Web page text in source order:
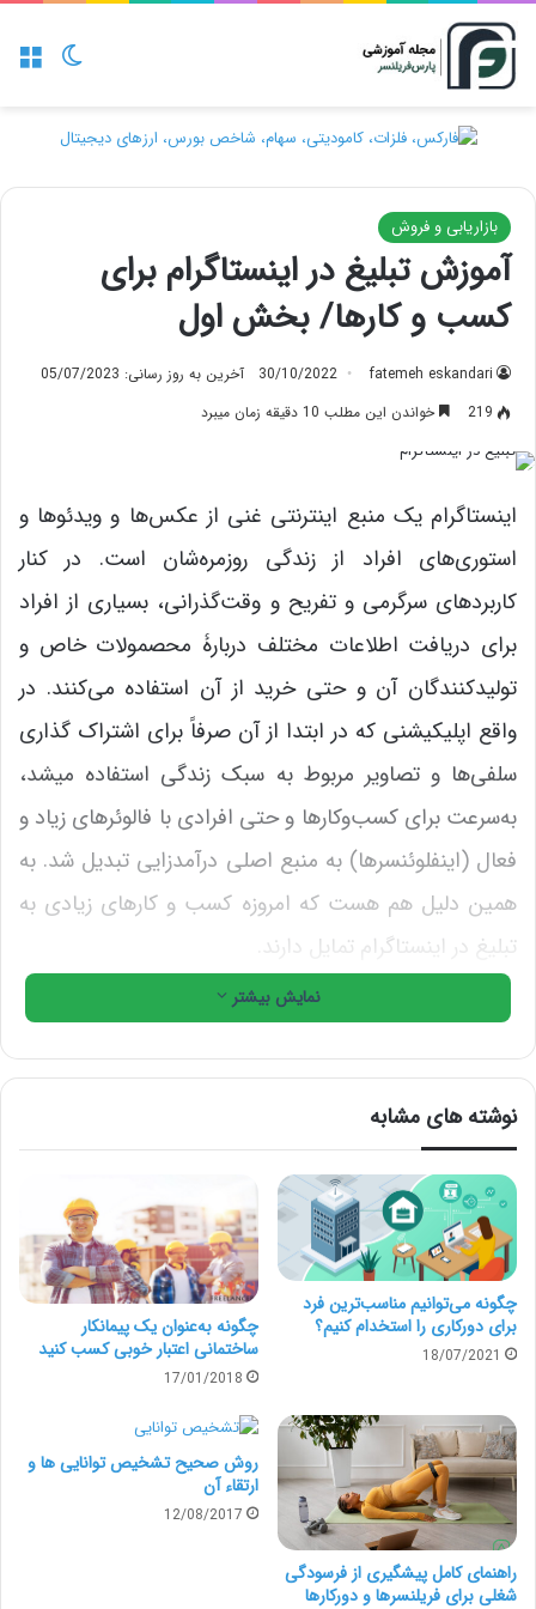
تغییر
بازاریابی و فروش
آموزش تبلیغ در اینستاگرام برای
کسب و کارها/ بخش اول
fatemeh eskandari
30/10/2022
آخرین به روز رسانی: 05/07/2023
219
خواندن این مطلب 10 دقیقه زمان میبرد
اینستاگرام یک منبع اینترنتی غنی از عکس‌ها و ویدئوها و
استوری‌های افراد از زندگی روزمره‌شان است. در کنار
کاربردهای سرگرمی و تفریح و وقت‌گذرانی، بسیاری از افراد
برای دریافت اطلاعات مختلف دربارۀ محصمولات خاص و
تولیدکنندگان آن و حتی خرید از آن استفاده می‌کنند. در
واقع اپلیکیشنی که در ابتدا از آن صرفاً برای اشتراک گذاری
سلفی‌ها و تصاویر مربوط به سبک زندگی استفاده میشد،
به‌سرعت برای کسب‌وکارها و حتی افرادی با فالوئرهای زیاد و
فعال (اینفلوئنسرها) به منبع اصلی درآمدزایی تبدیل شد. به
همین دلیل هم هست که امروزه کسب و کارهای زیادی به
تبلیغ در اینستاگرام تمایل دارند.
زمانی که این پلتفرم به عنوان ابزاری برای کسب‌وکارها ظاهر
شد، ویژگی‌های جدیدی مانند خرید اینستاگرام و پست‌های
تقویت‌شده آن را به یک ابزار ضروری برای هر برند تبدیل کرد.
در سال 2021، در سراسر جهان، هر کاربر به طور متوسط ​​در هر
ماه 11.2 ساعت را در اینستاگرام سپری می‌کند که نسبت به
سال قبل 10 درصد افزایش داشته است. اگر صاحب یک
کسب و کار هستید و می‌خواهید از شیوه‌های تبلیغ در
اینستاگرام استفاده کنید، مطالعۀ این مقاله برایتان بسیار
کاربردی و آموزنده خواهد بود.
آشنایی اولیه با اینستاگرام و فضای
کاربری آن
اینستاگرام سه نوع حساب کاربری دارد: شخصی، سازنده و
تجاری. اگر شرکت شما محصولات یا خدماتی را می‌فروشد،
نمایش بیشتر
نوشته های مشابه
چگونه می‌توانیم مناسب‌ترین فرد
برای دورکاری را استخدام کنیم؟
18/07/2021
چگونه به‌عنوان یک پیمانکار
ساختمانی اعتبار خوبی کسب کنید
17/01/2018
راهنمای کامل پیشگیری از فرسودگی
شغلی برای فریلنسرها و دورکارها
روش صحیح تشخیص توانایی ها و
ارتقاء آن
12/08/2017